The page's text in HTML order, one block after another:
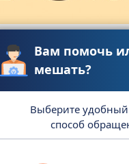
политикой обработки
Вам помочь
мешать?
Выберите удобный
способ